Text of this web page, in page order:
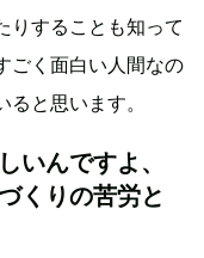
りすることも知って
ごく面白い人間なの
と思います。
いんですよ、
くりの苦労と